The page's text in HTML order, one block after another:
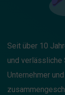
Seit über 10
und verlässliche
Unternehmer